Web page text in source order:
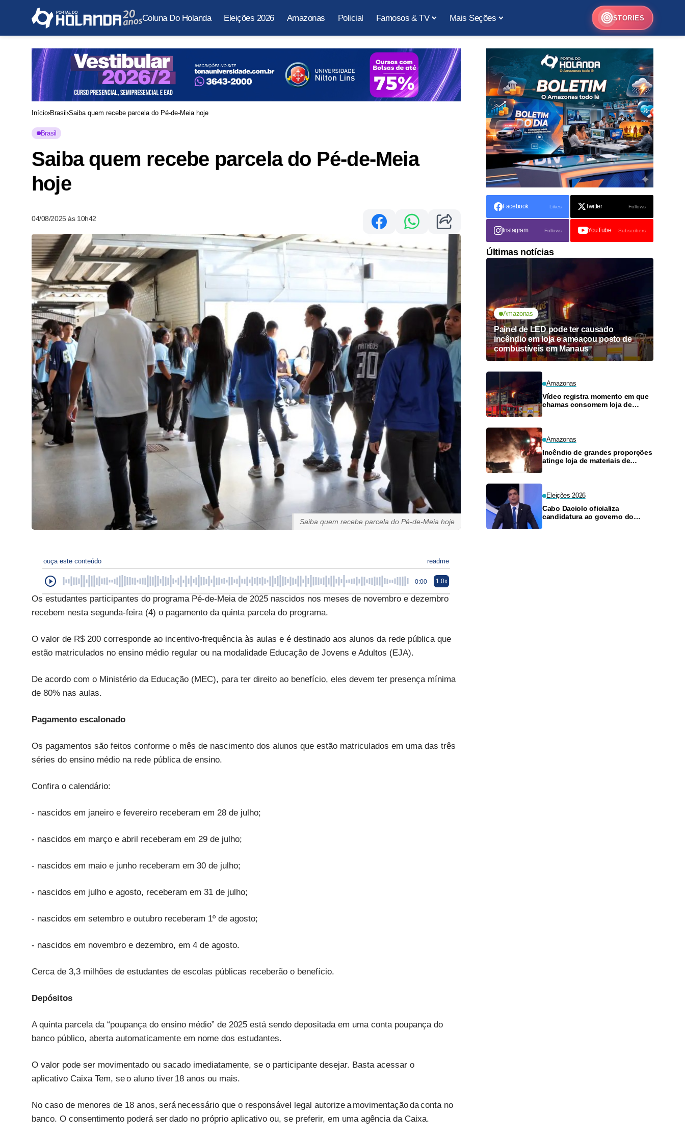
Coluna Do Holanda Eleições 2026 Amazonas Policial Famosos & TV Mais Seções STORIES
Início Brasil Saiba quem recebe parcela do Pé-de-Meia hoje
Brasil
Saiba quem recebe parcela do Pé-de-Meia
hoje
04/08/2025 às 10h42
Saiba quem recebe parcela do Pé-de-Meia hoje
ouça este conteúdo readme
0:00 1.0x
Os estudantes participantes do programa Pé-de-Meia de 2025 nascidos nos meses de novembro e dezembro
recebem nesta segunda-feira (4) o pagamento da quinta parcela do programa.
O valor de R$ 200 corresponde ao incentivo-frequência às aulas e é destinado aos alunos da rede pública que
estão matriculados no ensino médio regular ou na modalidade Educação de Jovens e Adultos (EJA).
De acordo com o Ministério da Educação (MEC), para ter direito ao benefício, eles devem ter presença mínima
de 80% nas aulas.
Pagamento escalonado
Os pagamentos são feitos conforme o mês de nascimento dos alunos que estão matriculados em uma das três
séries do ensino médio na rede pública de ensino.
Confira o calendário:
- nascidos em janeiro e fevereiro receberam em 28 de julho;
- nascidos em março e abril receberam em 29 de julho;
- nascidos em maio e junho receberam em 30 de julho;
- nascidos em julho e agosto, receberam em 31 de julho;
- nascidos em setembro e outubro receberam 1º de agosto;
- nascidos em novembro e dezembro, em 4 de agosto.
Cerca de 3,3 milhões de estudantes de escolas públicas receberão o benefício.
Depósitos
A quinta parcela da “poupança do ensino médio” de 2025 está sendo depositada em uma conta poupança do
banco público, aberta automaticamente em nome dos estudantes.
O valor pode ser movimentado ou sacado imediatamente, se o participante desejar. Basta acessar o
aplicativo Caixa Tem, se o aluno tiver 18 anos ou mais.
No caso de menores de 18 anos, será necessário que o responsável legal autorize a movimentação da conta no
banco. O consentimento poderá ser dado no próprio aplicativo ou, se preferir, em uma agência da Caixa.
Facebook Likes Twitter Follows
Instagram Follows YouTube Subscribers
Últimas notícias
Amazonas
Painel de LED pode ter causado
incêndio em loja e ameaçou posto de
combustíveis em Manaus
Amazonas
Vídeo registra momento em que
chamas consomem loja de
Amazonas
Incêndio de grandes proporções
atinge loja de materiais de
Eleições 2026
Cabo Daciolo oficializa
candidatura ao governo do